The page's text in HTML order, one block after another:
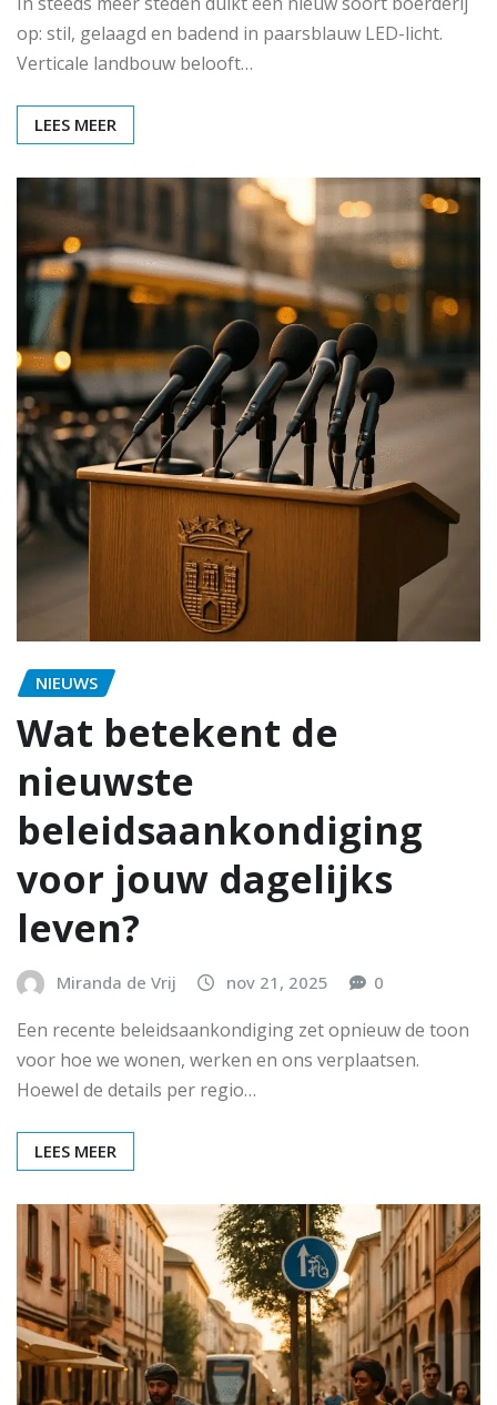
op: stil, gelaagd en badend in paarsblauw LED-licht.
Verticale landbouw belooft…
LEES MEER
NIEUWS
Wat betekent de
nieuwste
beleidsaankondiging
voor jouw dagelijks
leven?
Miranda de Vrij nov 21, 2025 0
Een recente beleidsaankondiging zet opnieuw de toon
voor hoe we wonen, werken en ons verplaatsen.
Hoewel de details per regio…
LEES MEER